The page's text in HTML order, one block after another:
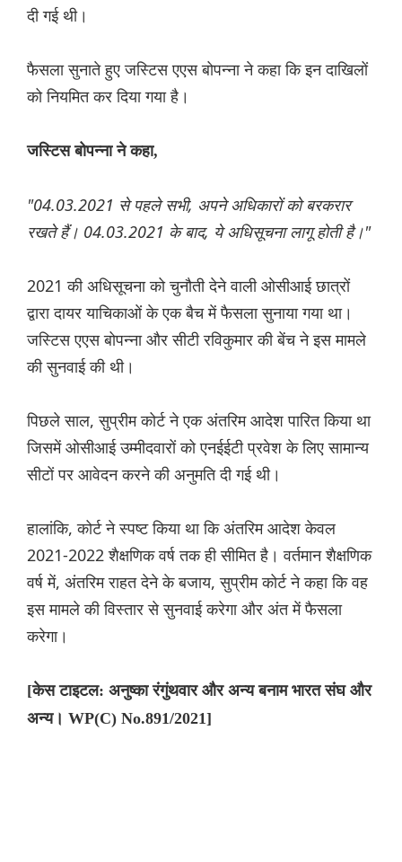
दी गई थी।
फैसला सुनाते हुए जस्टिस एएस बोपन्ना ने कहा कि इन दाखिलों
को नियमित कर दिया गया है।
जस्टिस बोपन्ना ने कहा,
"04.03.2021 से पहले सभी, अपने अधिकारों को बरकरार
रखते हैं। 04.03.2021 के बाद, ये अधिसूचना लागू होती है।"
2021 की अधिसूचना को चुनौती देने वाली ओसीआई छात्रों
द्वारा दायर याचिकाओं के एक बैच में फैसला सुनाया गया था।
जस्टिस एएस बोपन्ना और सीटी रविकुमार की बेंच ने इस मामले
की सुनवाई की थी।
पिछले साल, सुप्रीम कोर्ट ने एक अंतरिम आदेश पारित किया था
जिसमें ओसीआई उम्मीदवारों को एनईईटी प्रवेश के लिए सामान्य
सीटों पर आवेदन करने की अनुमति दी गई थी।
हालांकि, कोर्ट ने स्पष्ट किया था कि अंतरिम आदेश केवल
2021-2022 शैक्षणिक वर्ष तक ही सीमित है। वर्तमान शैक्षणिक
वर्ष में, अंतरिम राहत देने के बजाय, सुप्रीम कोर्ट ने कहा कि वह
इस मामले की विस्तार से सुनवाई करेगा और अंत में फैसला
करेगा।
[केस टाइटल: अनुष्का रंगुंथवार और अन्य बनाम भारत संघ और
अन्य। WP(C) No.891/2021]